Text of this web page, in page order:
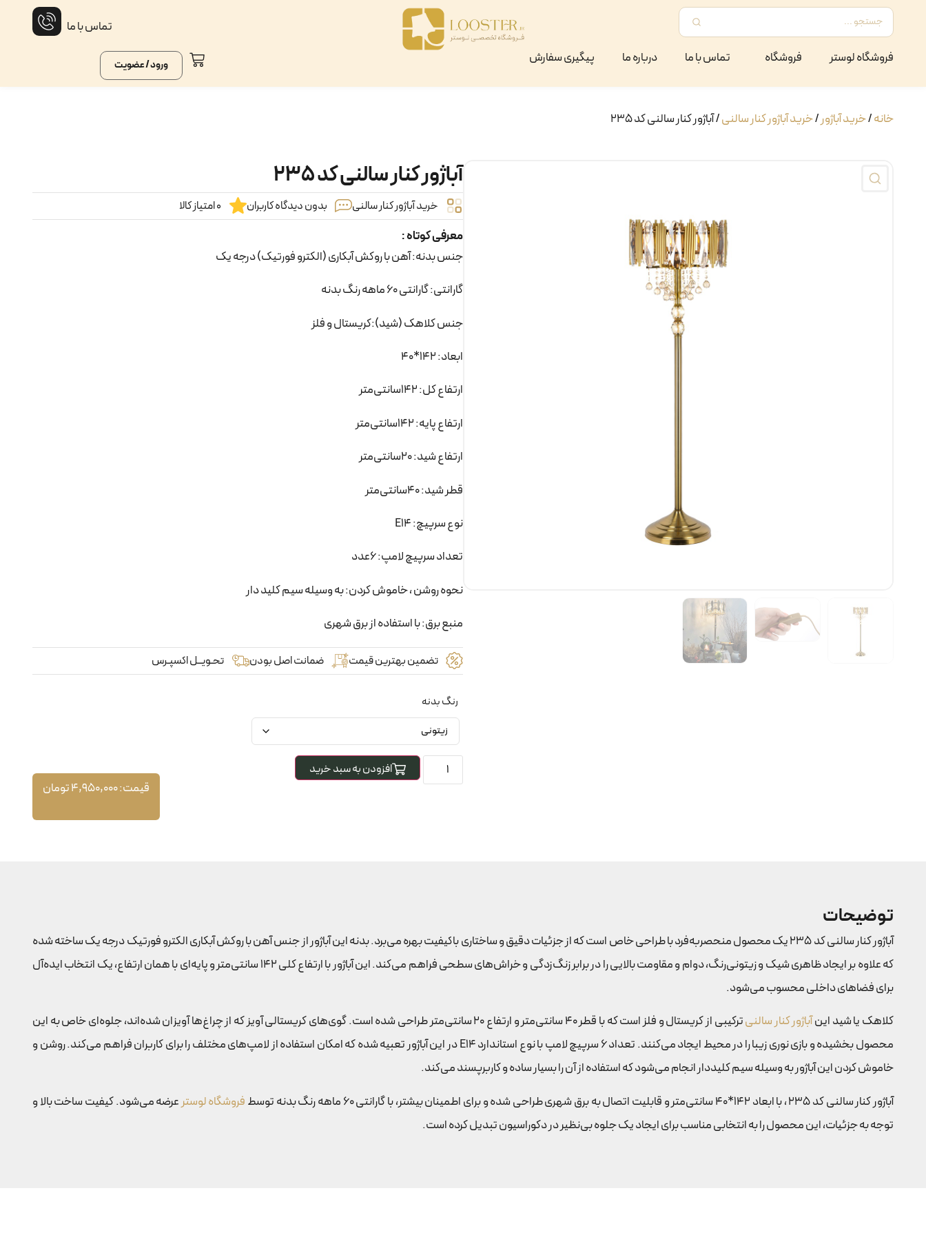
تماس با ما
فروشگاه لوستر
فروشگاه تماس با ما درباره ما پیگیری سفارش ورود / عضویت
خانه/خرید آباژور/خرید آباژور کنار سالنی/ آباژور کنار سالنی کد ۲۳۵
آباژور کنار سالنی کد ۲۳۵
خرید آباژور کنار سالنی بدون دیدگاه کاربران 0 امتیاز کالا
معرفی کوتاه :
جنس بدنه: آهن با روکش آبکاری (الکترو فورتیک) درجه یک
گارانتی: گارانتی 60 ماهه رنگ بدنه
جنس کلاهک (شید):کریستال و فلز
ابعاد: 142*40
ارتفاع کل: 142سانتی‌متر
ارتفاع پایه: 142سانتی‌متر
ارتفاع شید: 20سانتی‌متر
قطر شید: 40سانتی‌متر
نوع سرپیچ: E14
تعداد سرپیچ لامپ: 6عدد
نحوه روشن ، خاموش کردن: به وسیله سیم کلید دار
منبع برق: با استفاده از برق شهری
تضمین بهترین قیمت ضمانت اصل بودن تحـویــل اکسپـرس
رنگ بدنه
افزودن به سبد خرید
قیمت:4,950,000تومان
توضیحات
آباژور کنار سالنی کد 235 یک محصول منحصربه‌فرد با طراحی خاص است که از جزئیات دقیق و ساختاری باکیفیت بهره می‌برد. بدنه این آباژور از جنس آهن با روکش آبکاری الکترو فورتیک درجه یک ساخته شده
که علاوه بر ایجاد ظاهری شیک و زیتونی‌رنگ، دوام و مقاومت بالایی را در برابر زنگ‌زدگی و خراش‌های سطحی فراهم می‌کند. این آباژور با ارتفاع کلی 142 سانتی‌متر و پایه‌ای با همان ارتفاع، یک انتخاب ایده‌آل
برای فضاهای داخلی محسوب می‌شود.
کلاهک یا شید اینآباژور کنار سالنی
ترکیبی از کریستال و فلز است که با قطر 40 سانتی‌متر و ارتفاع 20 سانتی‌متر طراحی شده است. گوی‌های کریستالی آویز که از چراغ‌ها آویزان شده‌اند، جلوه‌ای خاص به این
محصول بخشیده و بازی نوری زیبا را در محیط ایجاد می‌کنند. تعداد 6 سرپیچ لامپ با نوع استاندارد E14 در این آباژور تعبیه شده که امکان استفاده از لامپ‌های مختلف را برای کاربران فراهم می‌کند. روشن و
خاموش کردن این آباژور به وسیله سیم کلیددار انجام می‌شود که استفاده از آن را بسیار ساده و کاربرپسند می‌کند.
آباژور کنار سالنی کد 235 ، با ابعاد 142*40 سانتی‌متر و قابلیت اتصال به برق شهری طراحی شده و برای اطمینان بیشتر، با گارانتی 60 ماهه رنگ بدنه توسط
فروشگاه لوسترعرضه می‌شود. کیفیت ساخت بالا و
توجه به جزئیات، این محصول را به انتخابی مناسب برای ایجاد یک جلوه بی‌نظیر در دکوراسیون تبدیل کرده است.